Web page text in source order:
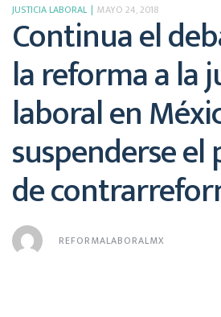
JUSTICIA LABORAL MAYO 24, 2018
Continua el
la reforma a la
laboral en
suspenderse
de
REFORMALABORALMX